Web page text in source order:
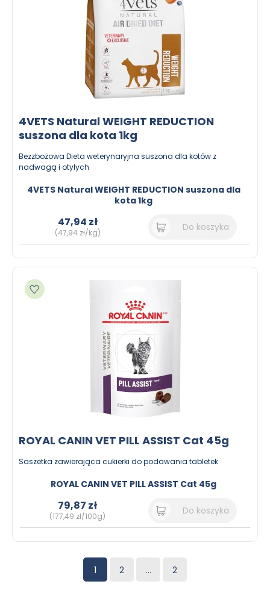
4VETS Natural WEIGHT REDUCTION
suszona dla kota 1kg
Bezzbożowa Dieta weterynaryjna suszona dla kotów z
nadwagą i otyłych
4VETS Natural WEIGHT REDUCTION suszona dla
kota 1kg
47,94 zł
(47,94 zł/kg) Do koszyka
Dodaj do ulubionych
ROYAL CANIN VET PILL ASSIST Cat 45g
Saszetka zawierająca cukierki do podawania tabletek
ROYAL CANIN VET PILL ASSIST Cat 45g
79,87 zł
(177,49 zł/100g) Do koszyka
1 2 ... 2